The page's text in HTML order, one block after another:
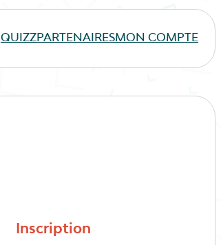
QUIZZPARTENAIRESMON COMPTE
Inscription